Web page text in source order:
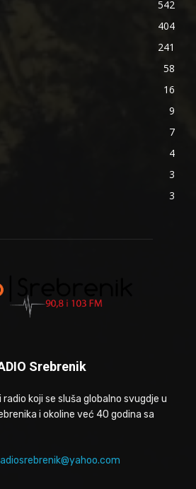
542
404
241
58
16
9
7
4
3
3
Srebrenik
koji se sluša globalno svugdje u
i okoline već 40 godina sa